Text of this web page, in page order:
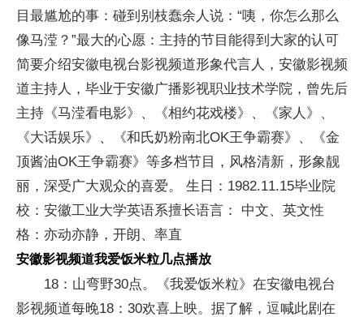
目最尴尬的事：碰到别枝蠢余人说：“咦，你怎么那么
像马滢？”最大的心愿：主持的节目能得到大家的认可
简要介绍安徽电视台影视频道形象代言人，安徽影视频
道主持人，毕业于安徽广播影视职业技术学院，曾先后
主持《马滢看电影》、《相约花戏楼》、《家人》、
《大话娱乐》、《和氏奶粉南北OK王争霸赛》、《金
顶酱油OK王争霸赛》等多档节目，风格清新，形象靓
丽，深受广大观众的喜爱。 生日：1982.11.15毕业院
校：安徽工业大学英语系擅长语言： 中文、英文性
格：亦动亦静，开朗、率直
安徽影视频道我爱饭米粒几点播放
18：山弯野30点。《我爱饭米粒》在安徽电视台
影视频道每晚18：30欢喜上映。据了解，逗喊此剧在